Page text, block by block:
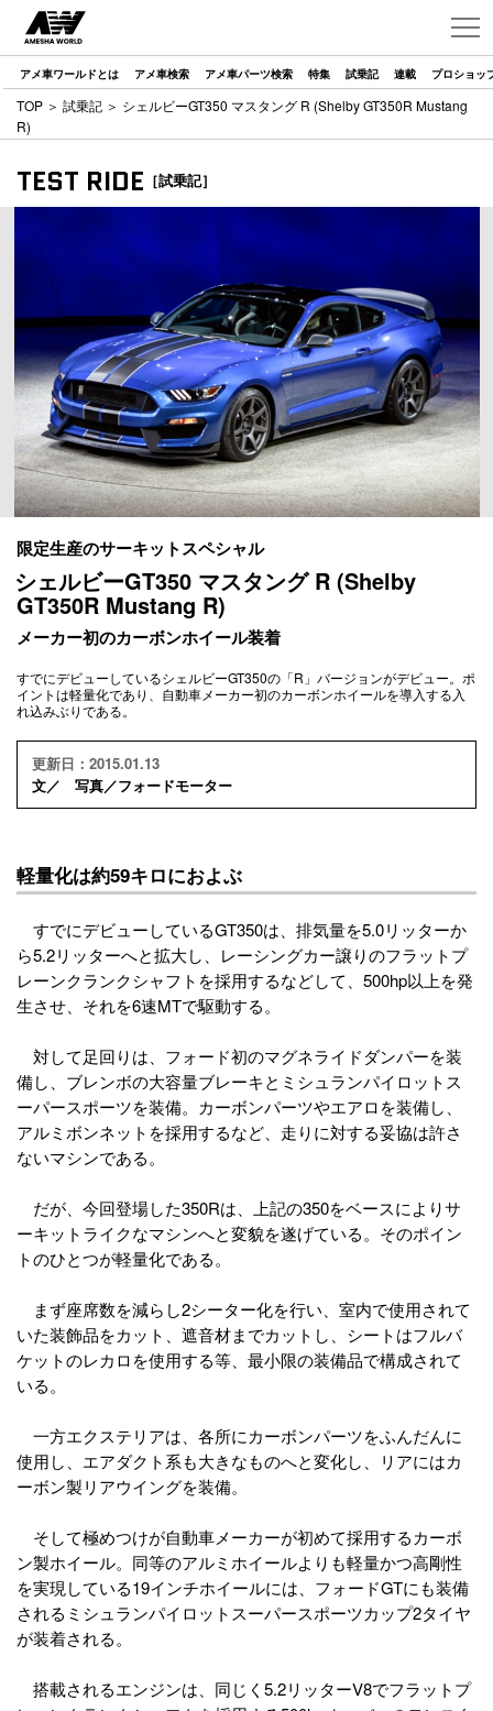
アメ車ワールドとは アメ車検索 アメ車パーツ検索 特集 試乗記 連載 プロショッ
TOP ＞ 試乗記 ＞ シェルビーGT350 マスタング R (Shelby GT350R Mustang
R)
TEST RIDE ［試乗記］
限定生産のサーキットスペシャル
シェルビーGT350 マスタング R (Shelby
GT350R Mustang R)
メーカー初のカーボンホイール装着
すでにデビューしているシェルビーGT350の「R」バージョンがデビュー。ポ
イントは軽量化であり、自動車メーカー初のカーボンホイールを導入する入
れ込みぶりである。
更新日：2015.01.13
文／ 写真／フォードモーター
軽量化は約59キロにおよぶ
すでにデビューしているGT350は、排気量を5.0リッターか
ら5.2リッターへと拡大し、レーシングカー譲りのフラットプ
レーンクランクシャフトを採用するなどして、500hp以上を発
生させ、それを6速MTで駆動する。
対して足回りは、フォード初のマグネライドダンパーを装
備し、ブレンボの大容量ブレーキとミシュランパイロットス
ーパースポーツを装備。カーボンパーツやエアロを装備し、
アルミボンネットを採用するなど、走りに対する妥協は許さ
ないマシンである。
だが、今回登場した350Rは、上記の350をベースによりサ
ーキットライクなマシンへと変貌を遂げている。そのポイン
トのひとつが軽量化である。
まず座席数を減らし2シーター化を行い、室内で使用されて
いた装飾品をカット、遮音材までカットし、シートはフルバ
ケットのレカロを使用する等、最小限の装備品で構成されて
いる。
一方エクステリアは、各所にカーボンパーツをふんだんに
使用し、エアダクト系も大きなものへと変化し、リアにはカ
ーボン製リアウイングを装備。
そして極めつけが自動車メーカーが初めて採用するカーボ
ン製ホイール。同等のアルミホイールよりも軽量かつ高剛性
を実現している19インチホイールには、フォードGTにも装備
されるミシュランパイロットスーパースポーツカップ2タイヤ
が装着される。
搭載されるエンジンは、同じく5.2リッターV8でフラットプ